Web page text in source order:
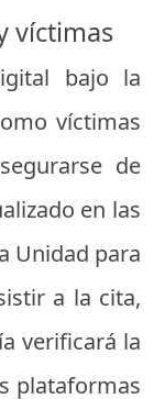
víctimas
bajo la
víctimas
de
en las
Unidad para
a la cita,
verificará la
plataformas